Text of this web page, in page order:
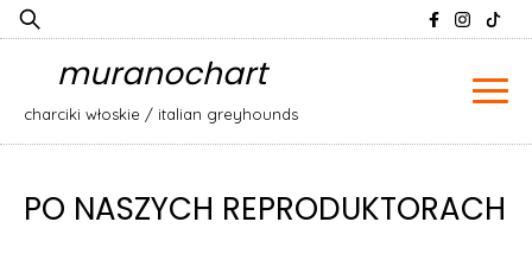
Skip
to
Szukaj:
muranochart
charciki włoskie / italian greyhounds
PO NASZYCH REPRODUKTORACH